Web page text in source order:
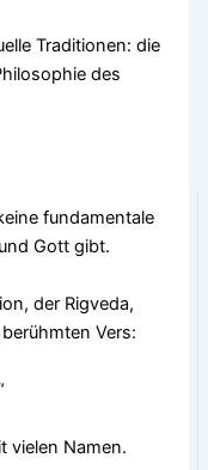
Traditionen: die
des
fundamentale
Gott gibt.
der Rigveda,
Vers:
vielen Namen.